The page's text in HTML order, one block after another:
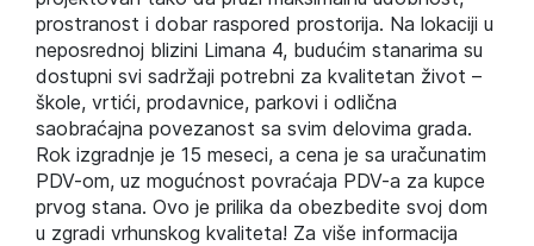
prostranost i dobar raspored prostorija. Na lokaciji u
neposrednoj blizini Limana 4, budućim stanarima su
dostupni svi sadržaji potrebni za kvalitetan život –
škole, vrtići, prodavnice, parkovi i odlična
saobraćajna povezanost sa svim delovima grada.
Rok izgradnje je 15 meseci, a cena je sa uračunatim
PDV-om, uz mogućnost povraćaja PDV-a za kupce
prvog stana. Ovo je prilika da obezbedite svoj dom
u zgradi vrhunskog kvaliteta! Za više informacija